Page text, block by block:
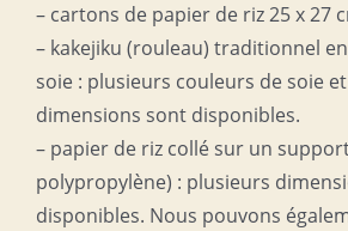
– cartons de papier de riz 25 x 27
– kakejiku (rouleau) traditionnel
soie : plusieurs couleurs de soie
dimensions sont disponibles.
– papier de riz collé sur un
polypropylène) : plusieurs
disponibles. Nous pouvons